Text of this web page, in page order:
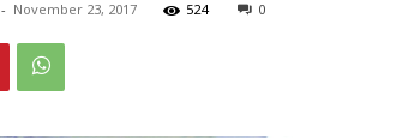
- November 23, 2017 524 0